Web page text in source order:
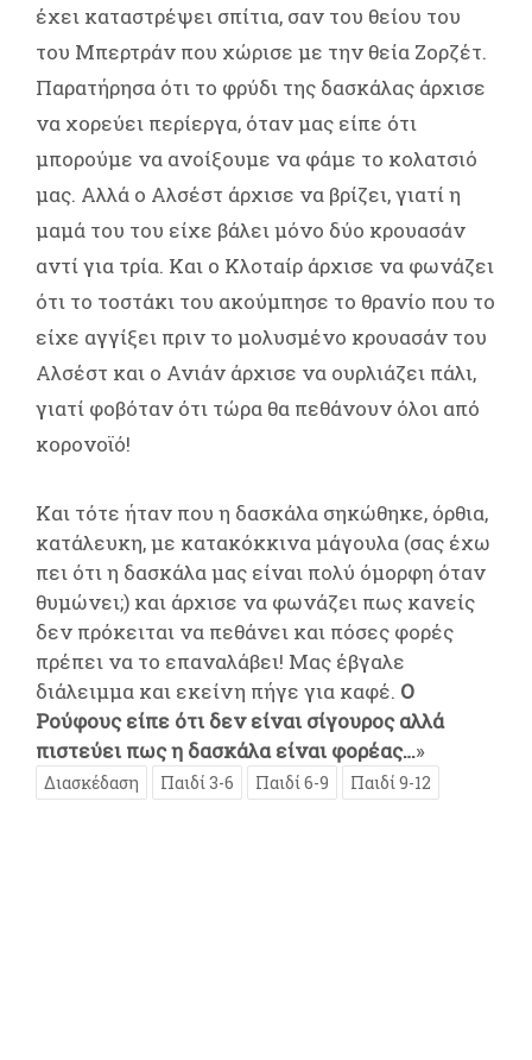
έχει καταστρέψει σπίτια, σαν του θείου του
του Μπερτράν που χώρισε με την θεία Ζορζέτ.
Παρατήρησα ότι το φρύδι της δασκάλας άρχισε
να χορεύει περίεργα, όταν μας είπε ότι
μπορούμε να ανοίξουμε να φάμε το κολατσιό
μας. Αλλά ο Αλσέστ άρχισε να βρίζει, γιατί η
μαμά του του είχε βάλει μόνο δύο κρουασάν
αντί για τρία. Και ο Κλοταίρ άρχισε να φωνάζει
ότι το τοστάκι του ακούμπησε το θρανίο που το
είχε αγγίξει πριν το μολυσμένο κρουασάν του
Αλσέστ και ο Ανιάν άρχισε να ουρλιάζει πάλι,
γιατί φοβόταν ότι τώρα θα πεθάνουν όλοι από
κορονοϊό!
Και τότε ήταν που η δασκάλα σηκώθηκε, όρθια,
κατάλευκη, με κατακόκκινα μάγουλα (σας έχω
πει ότι η δασκάλα μας είναι πολύ όμορφη όταν
θυμώνει;) και άρχισε να φωνάζει πως κανείς
δεν πρόκειται να πεθάνει και πόσες φορές
πρέπει να το επαναλάβει! Μας έβγαλε
διάλειμμα και εκείνη πήγε για καφέ. Ο
Ρούφους είπε ότι δεν είναι σίγουρος αλλά
πιστεύει πως η δασκάλα είναι φορέας…»
Διασκέδαση Παιδί 3-6 Παιδί 6-9 Παιδί 9-12